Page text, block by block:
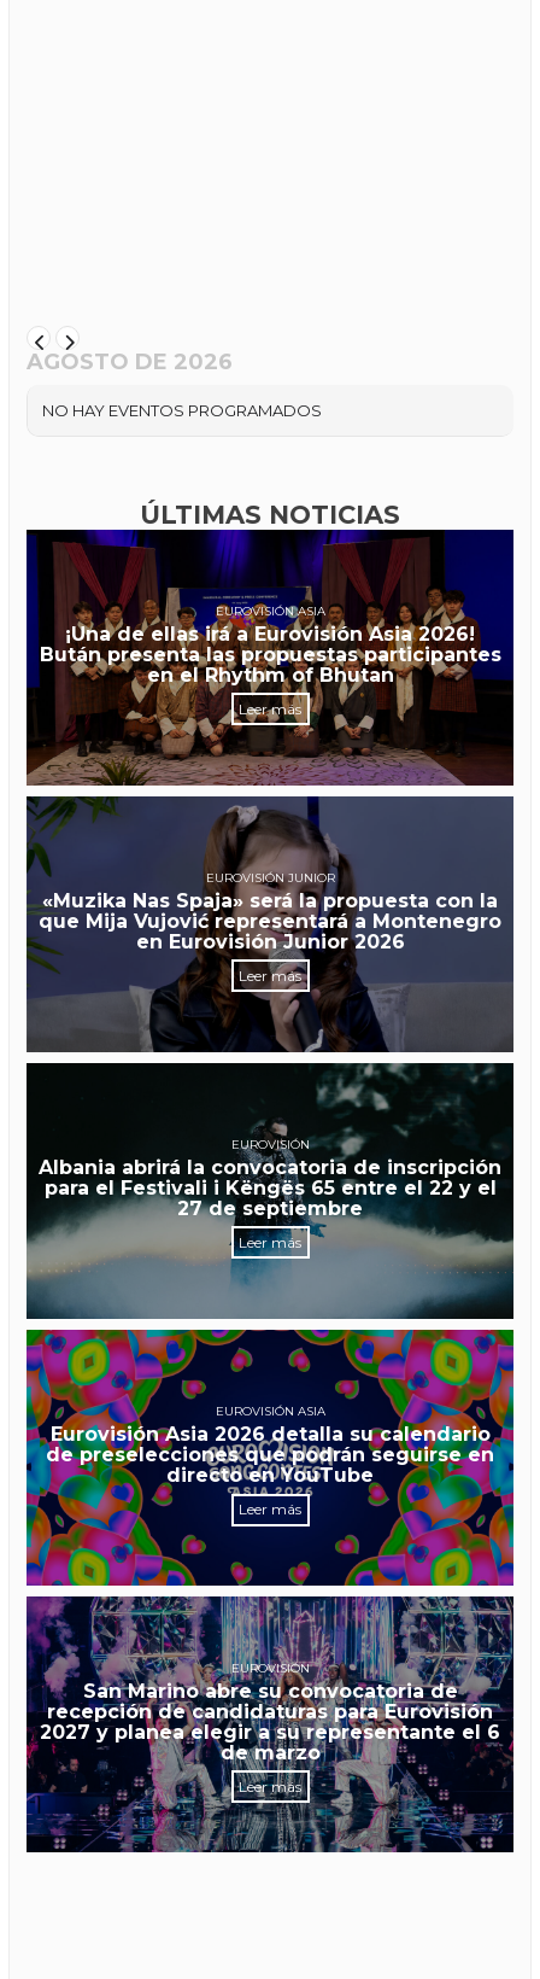
AGOSTO DE 2026
NO HAY EVENTOS PROGRAMADOS
ÚLTIMAS NOTICIAS
EUROVISIÓN ASIA
¡Una de ellas irá a Eurovisión Asia 2026!
Bután presenta las propuestas participantes
en el Rhythm of Bhutan
Leer más
EUROVISIÓN JUNIOR
«Muzika Nas Spaja» será la propuesta con la
que Mija Vujović representará a Montenegro
en Eurovisión Junior 2026
Leer más
EUROVISIÓN
Albania abrirá la convocatoria de inscripción
para el Festivali i Këngës 65 entre el 22 y el
27 de septiembre
Leer más
EUROVISIÓN ASIA
Eurovisión Asia 2026 detalla su calendario
de preselecciones que podrán seguirse en
directo en YouTube
Leer más
EUROVISIÓN
San Marino abre su convocatoria de
recepción de candidaturas para Eurovisión
2027 y planea elegir a su representante el 6
de marzo
Leer más